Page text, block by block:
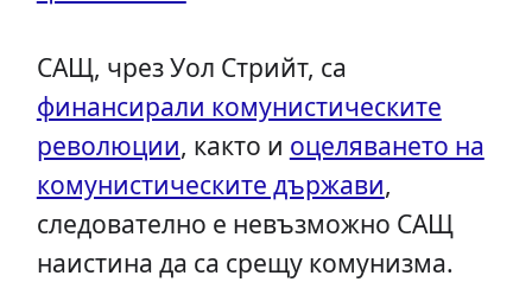
САЩ, чрез Уол Стрийт, са
финансирали комунистическите
революции, както и оцеляването на
комунистическите държави,
следователно е невъзможно САЩ
наистина да са срещу комунизма.